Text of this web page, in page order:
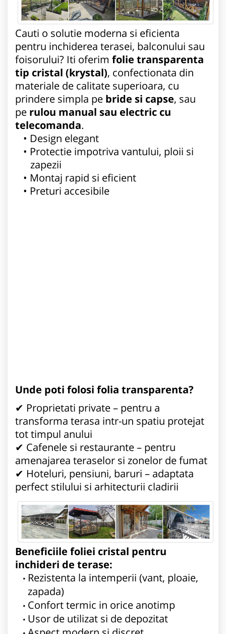
Cauti o solutie moderna si eficienta
pentru inchiderea terasei, balconului sau
foisorului? Iti oferim folie transparenta
tip cristal (krystal), confectionata din
materiale de calitate superioara, cu
prindere simpla pe bride si capse, sau
pe rulou manual sau electric cu
telecomanda.
Design elegant
Protectie impotriva vantului, ploii si
zapezii
Montaj rapid si eficient
Preturi accesibile
Unde poti folosi folia transparenta?
✔ Proprietati private – pentru a
transforma terasa intr-un spatiu protejat
tot timpul anului
✔ Cafenele si restaurante – pentru
amenajarea teraselor si zonelor de fumat
✔ Hoteluri, pensiuni, baruri – adaptata
perfect stilului si arhitecturii cladirii
Beneficiile foliei cristal pentru
inchideri de terase:
Rezistenta la intemperii (vant, ploaie,
zapada)
Confort termic in orice anotimp
Usor de utilizat si de depozitat